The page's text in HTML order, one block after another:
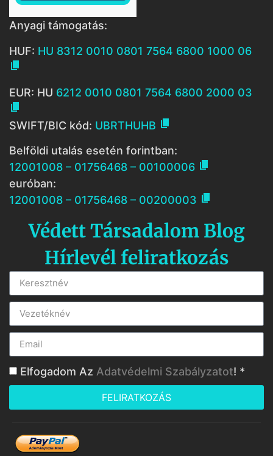
Anyagi támogatás:
HUF: HU 8312 0010 0801 7564 6800 1000 06

EUR: HU 6212 0010 0801 7564 6800 2000 03

SWIFT/BIC kód: UBRTHUHB 
Belföldi utalás esetén forintban:
12001008 – 01756468 – 00100006 
euróban:
12001008 – 01756468 – 00200003 
Védett Társadalom Blog
Hírlevél feliratkozás
Elfogadom Az Adatvédelmi Szabályzatot! *
FELIRATKOZÁS